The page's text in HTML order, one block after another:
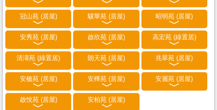
冠山苑 (居屋) 驥華苑 (居屋) 昭明苑 (居屋)
安秀苑 (居屋) 啟欣苑 (居屋) 高宏苑 (綠置居)
清濤苑 (綠置居) 朗天苑 (居屋) 兆翠苑 (居屋)
安楹苑 (居屋) 安樺苑 (居屋) 安麗苑 (居屋)
啟悅苑 (居屋) 安柏苑 (居屋)